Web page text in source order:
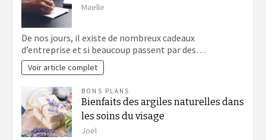
Maelle
De nos jours, il existe de nombreux cadeaux
d’entreprise et si beaucoup passent par des…
Voir article complet
BONS PLANS
Bienfaits des argiles naturelles dans
les soins du visage
Joel